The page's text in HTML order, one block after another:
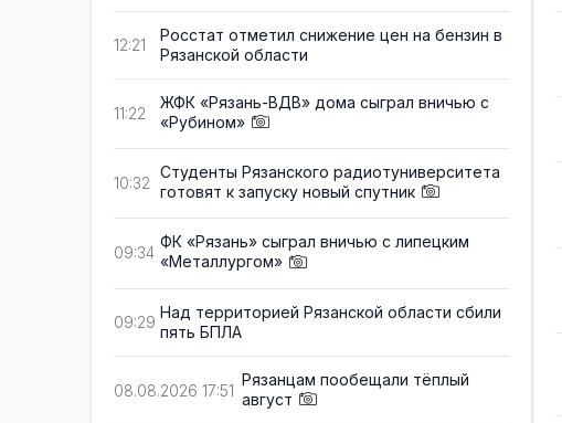
12:21
Росстат отметил снижение цен на бензин в
Рязанской области
11:22
ЖФК «Рязань-ВДВ» дома сыграл вничью с
«Рубином»
10:32
Студенты Рязанского радиотуниверситета
готовят к запуску новый спутник
09:34
ФК «Рязань» сыграл вничью с липецким
«Металлургом»
09:29
Над территорией Рязанской области сбили
пять БПЛА
08.08.2026 17:51
Рязанцам пообещали тёплый
август